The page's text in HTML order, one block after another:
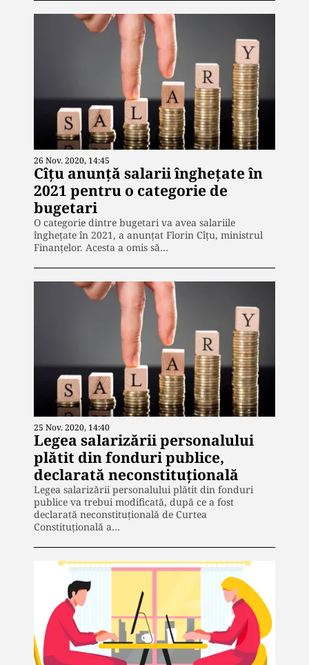
26 Nov. 2020, 14:45
Cîțu anunță salarii înghețate în
2021 pentru o categorie de
bugetari
O categorie dintre bugetari va avea salariile
înghețate în 2021, a anunțat Florin Cîțu, ministrul
Finanțelor. Acesta a omis să…
25 Nov. 2020, 14:40
Legea salarizării personalului
plătit din fonduri publice,
declarată neconstituțională
Legea salarizării personalului plătit din fonduri
publice va trebui modificată, după ce a fost
declarată neconstituțională de Curtea
Constituţională a…